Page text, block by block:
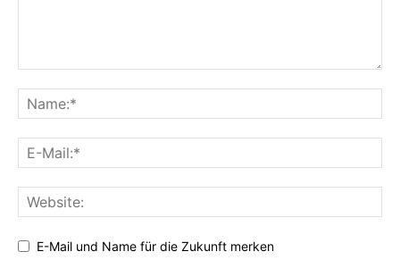
E-Mail und Name für die Zukunft merken